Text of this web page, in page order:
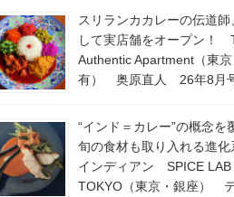
スリランカカレーの伝道
して実店舗をオープン！
Authentic Apartment（東京
有） 奥原直人 26年8月
“インド＝カレー”の概念を
旬の食材も取り入れる進化
インディアン SPICE LAB
TOKYO（東京・銀座）